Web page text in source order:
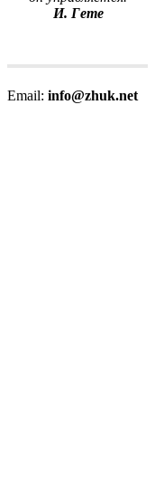
И. Гете
Email: info@zhuk.net